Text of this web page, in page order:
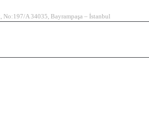
A 34035, Bayrampaşa – İstanbul